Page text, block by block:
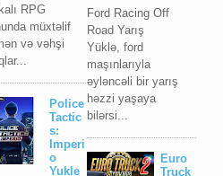
Ford Racing Off
Road Yarış
Yüklə, ford
maşınlarıyla
əyləncəli bir yarış
həzzi yaşaya
bilərsi...
Euro
Truck
RPG
müxtəlif
və vəhşi
Police
Tactic
s:
Imperi
o
Yukle